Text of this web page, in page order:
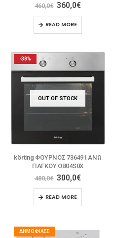
460,0€ 360,0€
READ MORE
-38%
OUT OF STOCK
körting ΦΟΥΡΝΟΣ 736491 ΑΝΩ
ΠΑΓΚΟΥ OB04S0X
480,0€ 300,0€
READ MORE
ΔΗΜΟΦΙΛΈΣ